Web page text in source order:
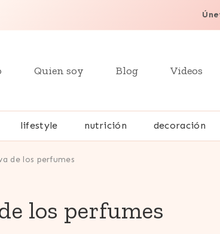
Quien soy Blog Videos
lifestyle nutrición decoración
de los perfumes
los perfumes